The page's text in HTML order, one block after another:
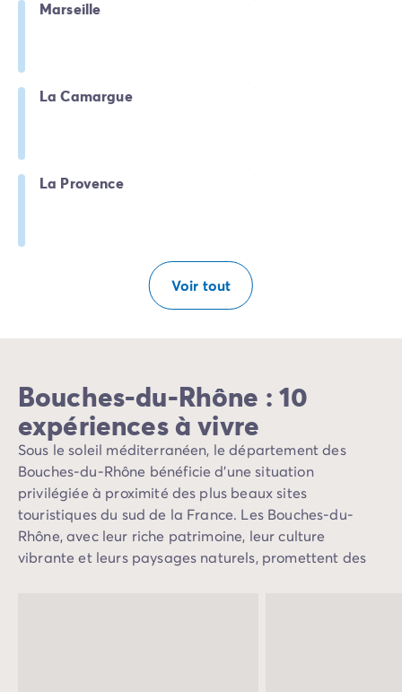
Marseille
La Camargue
La Provence
Voir tout
Bouches-du-Rhône : 10
expériences à vivre
Sous le soleil méditerranéen, le département des
Bouches-du-Rhône bénéficie d’une situation
privilégiée à proximité des plus beaux sites
touristiques du sud de la France. Les Bouches-du-
Rhône, avec leur riche patrimoine, leur culture
vibrante et leurs paysages naturels, promettent des